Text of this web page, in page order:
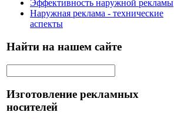
Эффективность наружной рекламы
Наружная реклама - технические
аспекты
Найти на нашем сайте
Изготовление рекламных
носителей